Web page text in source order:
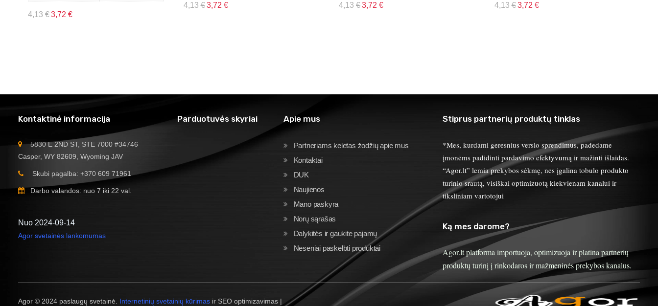
4,13 €3,72 €
4,13€ 3,72 € 4,13 €3,72 € 4,13€ 3,72 €
Kontaktinė informacija
5830 E 2ND ST, STE 7000 #34746
Casper, WY 82609, Wyoming JAV
Skubi pagalba: +370 609 71961
Darbo valandos: nuo 7 iki 22 val.
Nuo 2024-09-14
Agor svetainės lankomumas
Parduotuvės skyriai Apie mus
Partneriams keletas žodžių apie mus
Kontaktai
DUK
Naujienos
Mano paskyra
Norų sąrašas
Dalykitės ir gaukite pajamų
Neseniai paskelbti produktai
Stiprus partnerių produktų tinklas
*Mes, kurdami geresnius verslo sprendimus, padedame
įmonėms padidinti pardavimo efektyvumą ir mažinti išlaidas.
“Agor.lt” lemia prekybos sėkmę, nes įgalina tobulo produkto
turinio srautą, visiškai optimizuotą kiekvienam kanalui ir
tiksliniam vartotojui
Ką mes darome?
Agor.lt platforma importuoja, optimizuoja ir platina partnerių
produktų turinį į rinkodaros ir mažmeninės prekybos kanalus.
Agor © 2024 paslaugų svetainė. Internetinių svetainių kūrimas ir SEO optimizavimas |